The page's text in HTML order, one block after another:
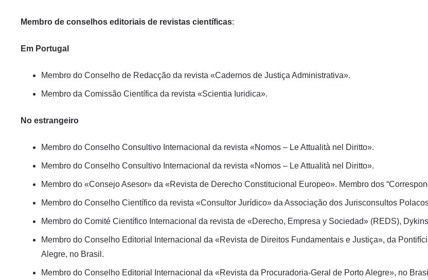
Membro de conselhos editoriais de revistas científicas:
Em Portugal
Membro do Conselho de Redacção da revista «Cadernos de Justiça Administrativa».
Membro da Comissão Científica da revista «Scientia Iuridica».
No estrangeiro
Membro do Conselho Consultivo Internacional da revista «Nomos – Le Attualità nel Diritto».
Membro do Conselho Consultivo Internacional da revista «Nomos – Le Attualità nel Diritto».
Membro do «Consejo Asesor» da «Revista de Derecho Constitucional Europeo». Membro dos
Membro do Conselho Científico da revista «Consultor Jurídico» da Associação dos Jurisconsultos
Membro do Comité Científico Internacional da revista de «Derecho, Empresa y Sociedad» (REDS),
Membro do Conselho Editorial Internacional da «Revista de Direitos Fundamentais e Justiça», da
Alegre, no Brasil.
Membro do Conselho Editorial Internacional da «Revista da Procuradoria-Geral de Porto Alegre», no